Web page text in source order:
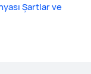
Şartlar ve